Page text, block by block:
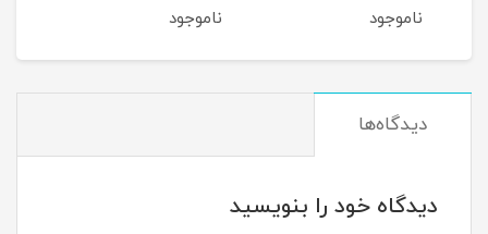
ناموجود ناموجود
دیدگاه‌ها
دیدگاه خود را بنویسید